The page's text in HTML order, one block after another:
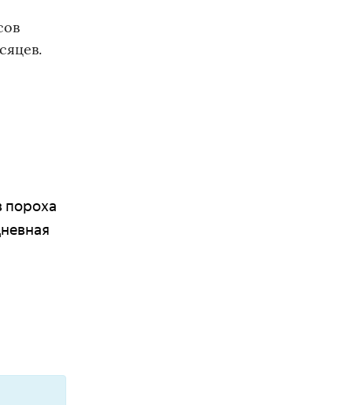
пороха